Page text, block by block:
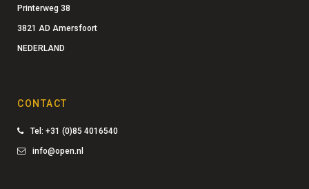
Printerweg 38
3821 AD Amersfoort
NEDERLAND
CONTACT
Tel: +31 (0)85 4016540
info@open.nl